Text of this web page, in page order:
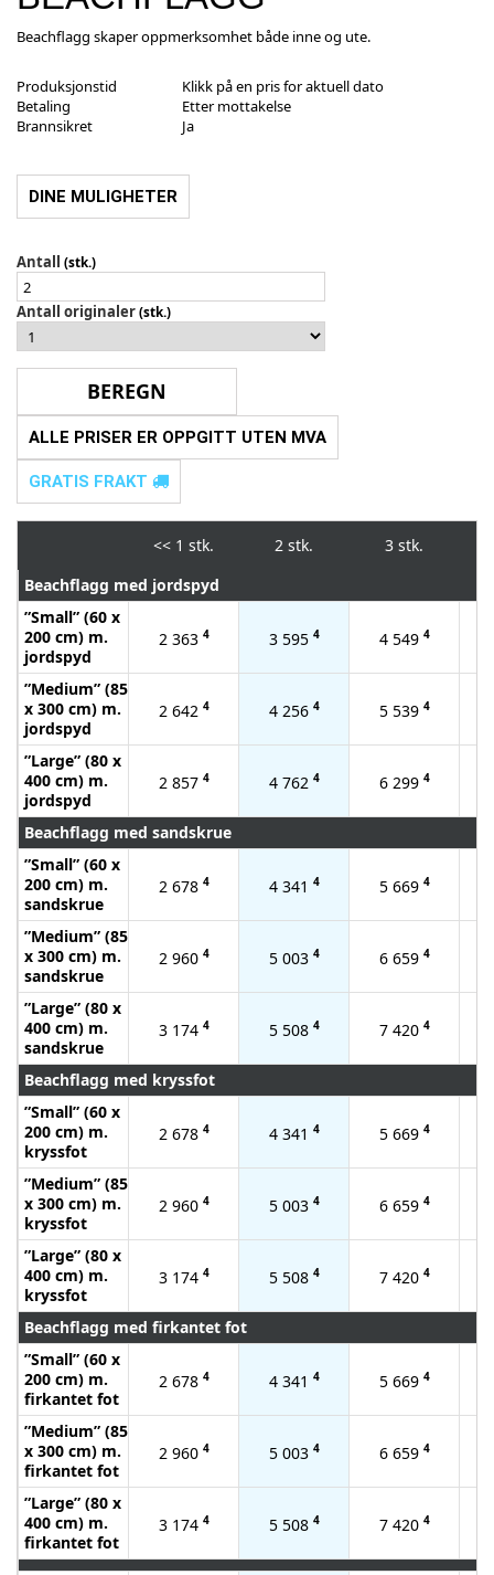
Beachflagg skaper oppmerksomhet både inne og ute.
Produksjonstid
Klikk på en pris for aktuell dato
Betaling
Etter mottakelse
Brannsikret
Ja
DINE MULIGHETER
Antall (stk.)
Antall originaler(stk.)
ALLE PRISER ER OPPGITT UTEN MVA
GRATIS FRAKT
<< 1 stk. 2 stk.
3 stk.
Beachflagg med jordspyd
”Small” (60 x
200 cm) m.
jordspyd
2 363 4 3 595 4 4 549 4
”Medium” (85
x 300 cm) m.
jordspyd
2 642 4 4 256 4 5 539 4
”Large” (80 x
400 cm) m.
jordspyd
2 857 4 4 762 4 6 299 4
Beachflagg med sandskrue
”Small” (60 x
200 cm) m.
sandskrue
2 678 4 4 341 4 5 669 4
”Medium” (85
x 300 cm) m.
sandskrue
2 960 4 5 003 4 6 659 4
”Large” (80 x
400 cm) m.
sandskrue
3 174 4 5 508 4 7 420 4
Beachflagg med kryssfot
”Small” (60 x
200 cm) m.
kryssfot
2 678 4 4 341 4 5 669 4
”Medium” (85
x 300 cm) m.
kryssfot
2 960 4 5 003 4 6 659 4
”Large” (80 x
400 cm) m.
kryssfot
3 174 4 5 508 4 7 420 4
Beachflagg med firkantet fot
”Small” (60 x
200 cm) m.
firkantet fot
2 678 4 4 341 4 5 669 4
”Medium” (85
x 300 cm) m.
firkantet fot
2 960 4 5 003 4 6 659 4
”Large” (80 x
400 cm) m.
firkantet fot
3 174 4 5 508 4 7 420 4